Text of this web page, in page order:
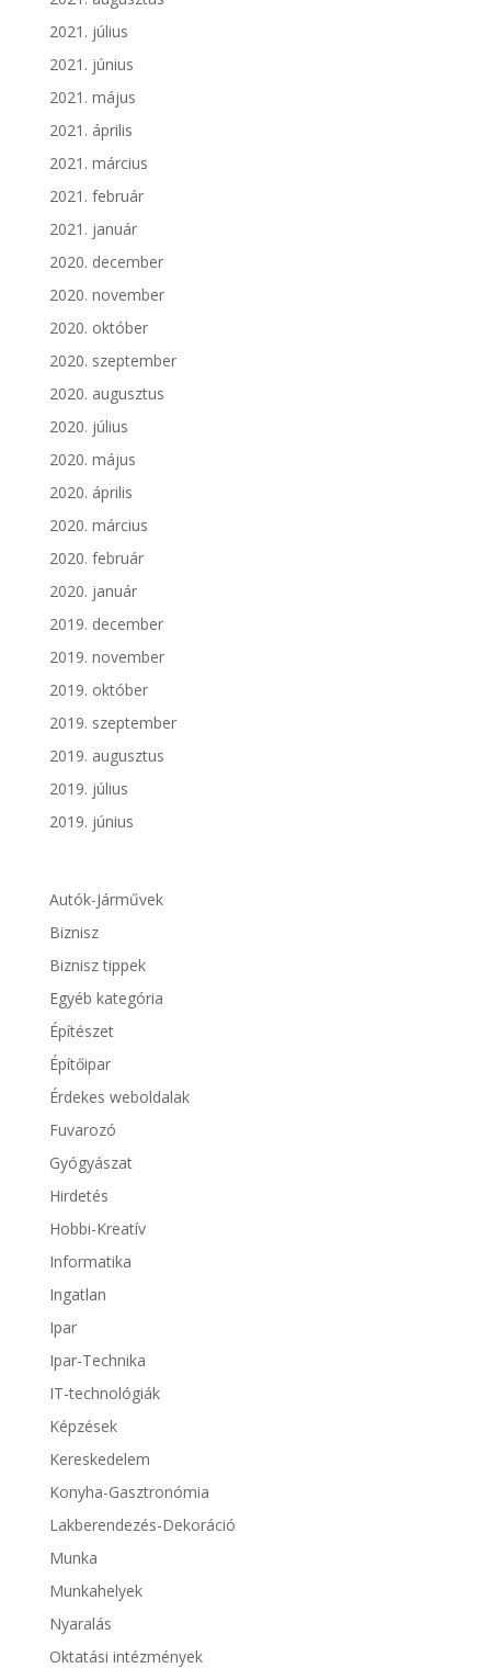
2021. július
2021. június
2021. május
2021. április
2021. március
2021. február
2021. január
2020. december
2020. november
2020. október
2020. szeptember
2020. augusztus
2020. július
2020. május
2020. április
2020. március
2020. február
2020. január
2019. december
2019. november
2019. október
2019. szeptember
2019. augusztus
2019. július
2019. június
Autók-Járművek
Biznisz
Biznisz tippek
Egyéb kategória
Építészet
Építőipar
Érdekes weboldalak
Fuvarozó
Gyógyászat
Hirdetés
Hobbi-Kreatív
Informatika
Ingatlan
Ipar
Ipar-Technika
IT-technológiák
Képzések
Kereskedelem
Konyha-Gasztronómia
Lakberendezés-Dekoráció
Munka
Munkahelyek
Nyaralás
Oktatási intézmények